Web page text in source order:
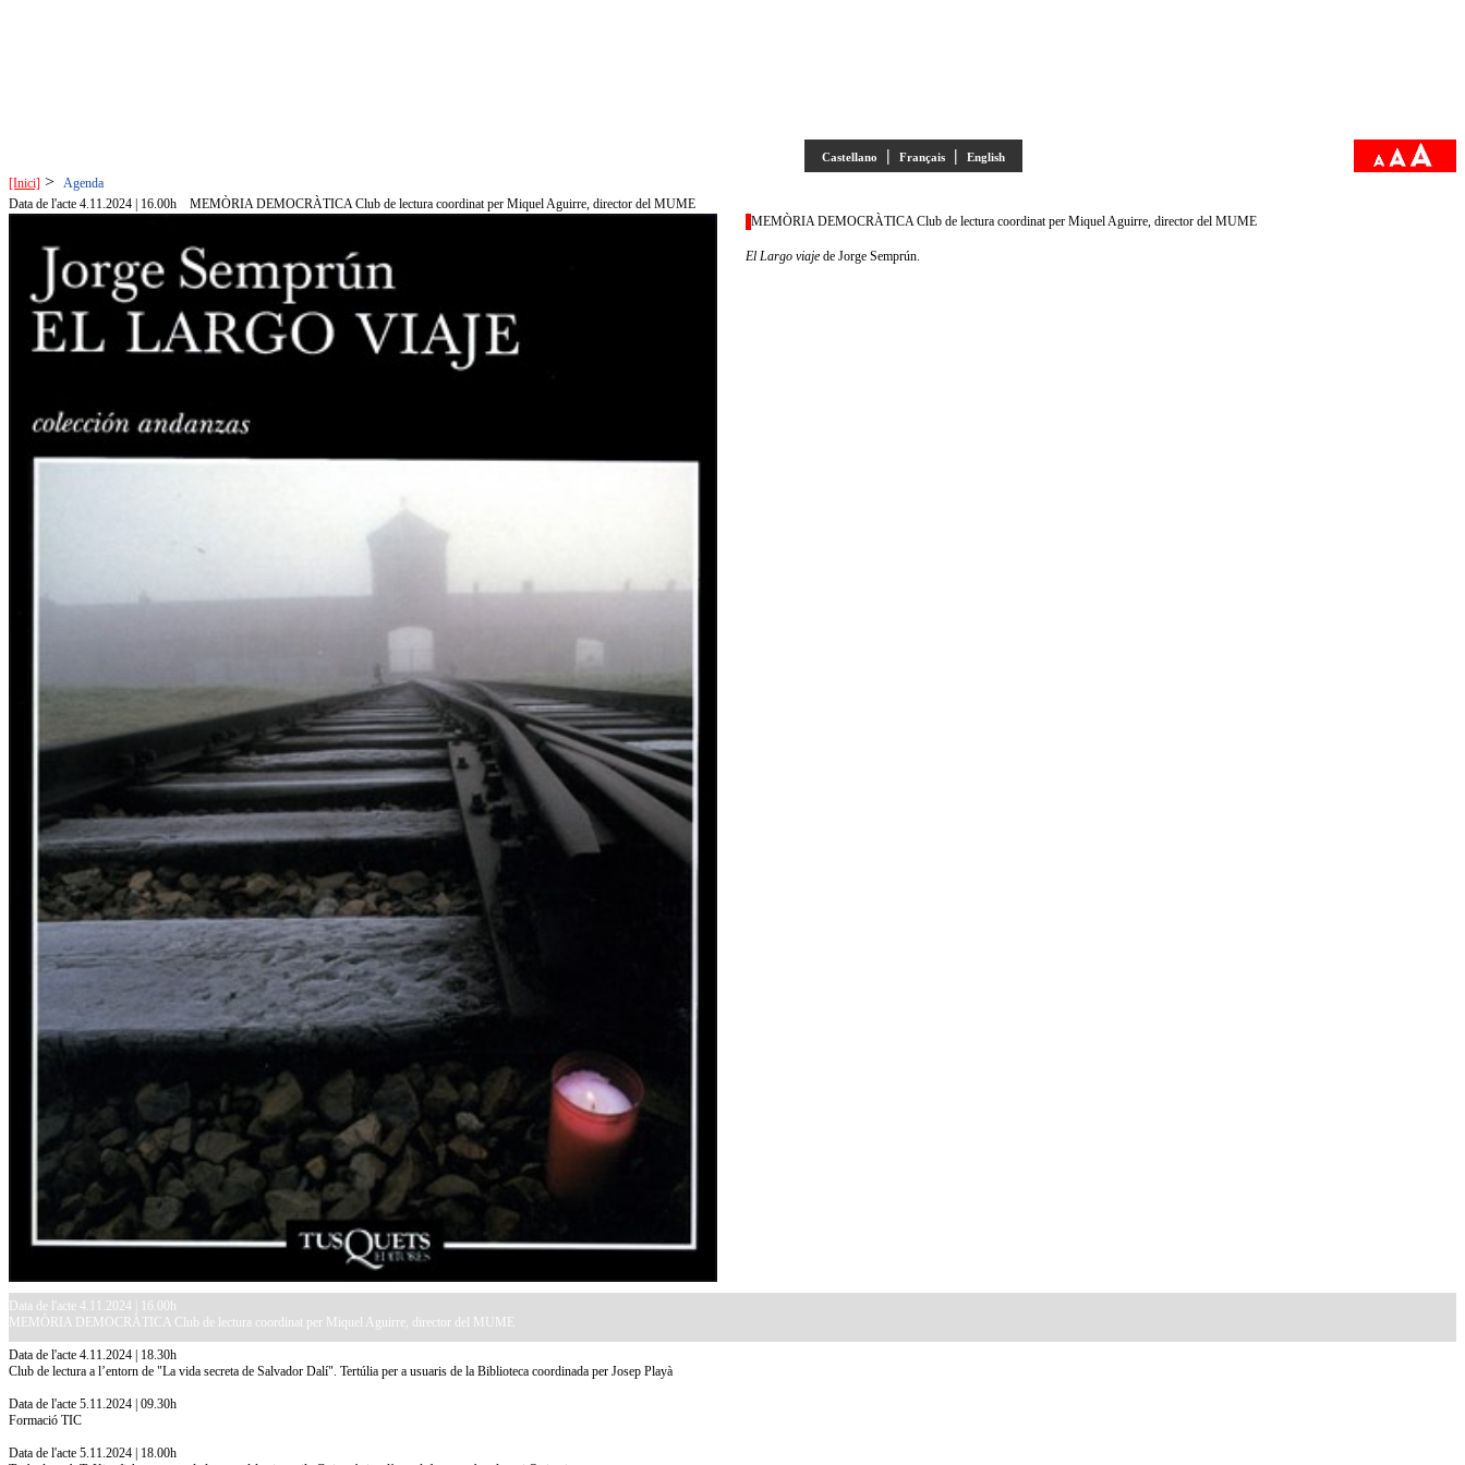
Castellano | Français | English
[Inici] > Agenda
Data de l'acte 4.11.2024 | 16.00h
MEMÒRIA DEMOCRÀTICA Club de lectura coordinat per Miquel Aguirre, director del MUME
MEMÒRIA DEMOCRÀTICA Club de lectura coordinat per Miquel Aguirre, director del MUME
El Largo viaje de Jorge Semprún.
Data de l'acte 4.11.2024 | 16.00h
MEMÒRIA DEMOCRÀTICA Club de lectura coordinat per Miquel Aguirre, director del MUME
Data de l'acte 4.11.2024 | 18.30h
Club de lectura a l’entorn de "La vida secreta de Salvador Dalí". Tertúlia per a usuaris de la Biblioteca coordinada per Josep Playà
Data de l'acte 5.11.2024 | 09.30h
Formació TIC
Data de l'acte 5.11.2024 | 18.00h